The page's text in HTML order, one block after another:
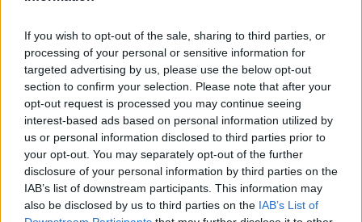
If you wish to opt-out of the sale, sharing to third parties, or
processing of your personal or sensitive information for
targeted advertising by us, please use the below opt-out
section to confirm your selection. Please note that after your
opt-out request is processed you may continue seeing
interest-based ads based on personal information utilized by
us or personal information disclosed to third parties prior to
your opt-out. You may separately opt-out of the further
disclosure of your personal information by third parties on the
IAB’s list of downstream participants. This information may
also be disclosed by us to third parties on the IAB’s List of
ütközése, azt még egy kicsit fájlalja, de részt vett
minden foglalkozáson, akár kezdőként is bevethető
lesz– mondta a szakember. Szélesi Zoltán szerint a
múlt heti felkészülési mérkőzéshez képest leginkább
pontosságban és döntésekben kell fejlődni, szeretné,
ha a csapata győzelemre játszana. –
Összességében két edzés után sokat kaptam vissza
a srácoktól Moldova ellen, de a befejezéseknél sok
hiányzott pontosságban és érintésekben, illetve
döntésekben, hogy mikor cselezek, mikor passzolok,